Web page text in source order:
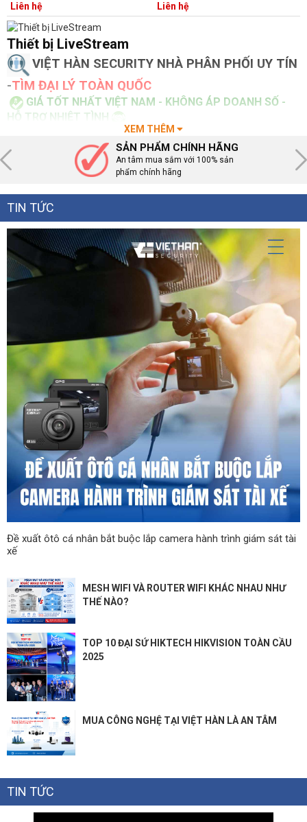
Liên hệ Liên hệ
Thiết bị LiveStream
VIỆT HÀN SECURITY NHÀ PHÂN PHỐI UY TÍN
-TÌM ĐẠI LÝ TOÀN QUỐC
GIÁ TỐT NHẤT VIỆT NAM - KHÔNG ÁP DOANH SỐ -
HỖ TRỢ NHIỆT TÌNH
0899.199.598( phòng kinh doanh ) - Hỗ trợ kỹ thuật
1900.099.987
CHÚNG TÔI LUÔN THỰC HIỆN NHỮNG GÌ CAM KẾT
VỚI KHÁCH HÀNG
XEM THÊM
SẢN PHẨM CHÍNH HÃNG
An tâm mua sắm với 100% sản
phẩm chính hãng
TIN TỨC
Đề xuất ôtô cá nhân bắt buộc lắp camera hành trình giám sát tài
xế
MESH WIFI VÀ ROUTER WIFI KHÁC NHAU NHƯ
THẾ NÀO?
TOP 10 ĐẠI SỨ HIKTECH HIKVISION TOÀN CẦU
2025
MUA CÔNG NGHỆ TẠI VIỆT HÀN LÀ AN TÂM
TIN TỨC